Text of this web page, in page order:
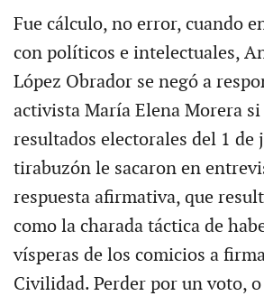
Fue cálculo, no error, cuando
con políticos e intelectuales,
López Obrador se negó a
activista María Elena Morera
resultados electorales del 1 de
tirabuzón le sacaron en
respuesta afirmativa, que
como la charada táctica de
vísperas de los comicios a
Civilidad. Perder por un voto,